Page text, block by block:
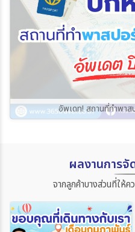
อัพเดท! สถานที่ทำพา
ผลงานการจั
จากลูกค้าบางส่วนที่ให้ค